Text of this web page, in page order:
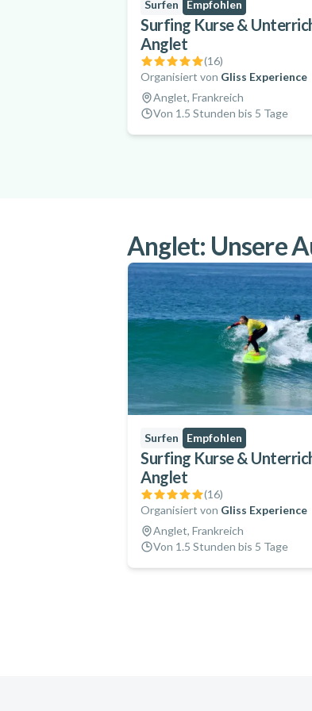
Surfen Empfohlen
Surfing Kurse &
Anglet
(16)
Organisiert von Gliss Experience
Anglet, Frankreich
Von 1.5 Stunden bis 5 Tage
Anglet: Unsere
Surfen Empfohlen
Surfing Kurse &
Anglet
(16)
Organisiert von Gliss Experience
Anglet, Frankreich
Von 1.5 Stunden bis 5 Tage